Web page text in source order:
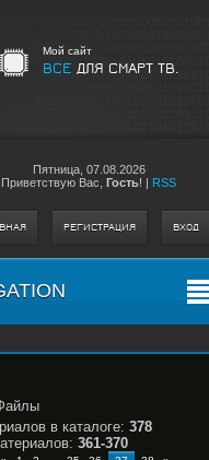
Мой сайт
ВСЕ ДЛЯ СМАРТ ТВ.
Пятница, 07.08.2026
Приветствую Вас Гость! | RSS
РЕГИСТРАЦИЯ ВХОД
в каталоге: 378
: 361-370